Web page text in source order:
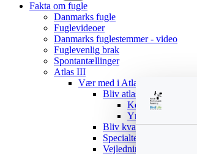
Fakta om fugle
Danmarks fugle
Fuglevideoer
Danmarks fuglestemmer - video
Fuglevenlig brak
Spontantællinger
Atlas III
Vær med i Atlas III
Bliv atlasdeltager
Kom hurtigt i gang
Yngleadfærdstyper
Bliv kvadratansvarlig
Specialteams
Vejledninger